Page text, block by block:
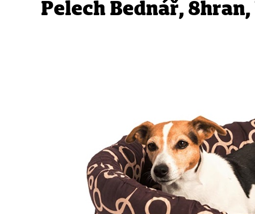
Pelech Bednář,